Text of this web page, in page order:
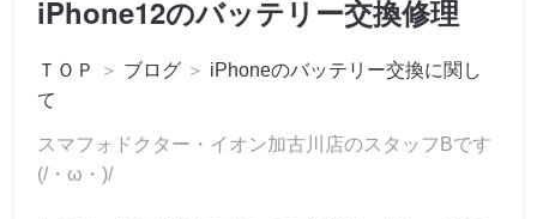
iPhone12のバッテリー交換修理
ＴＯＰ ＞ ブログ ＞ iPhoneのバッテリー交換に関し
て
スマフォドクター・イオン加古川店のスタッフBです
(/・ω・)/